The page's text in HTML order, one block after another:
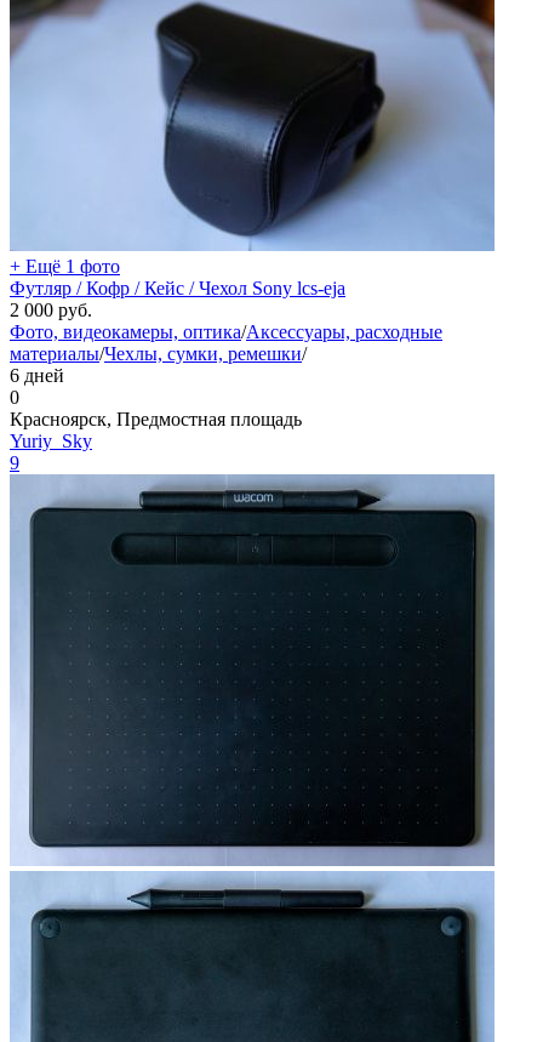
+ Ещё 1 фото
Футляр / Кофр / Кейс / Чехол Sony lcs-eja
2 000 руб.
Фото, видеокамеры, оптика/Аксессуары, расходные
материалы/Чехлы, сумки, ремешки/
6 дней
0
Красноярск, Предмостная площадь
Yuriy_Sky
9